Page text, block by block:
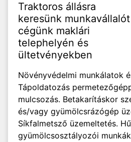
Traktoros állásra
keresünk munkavállalót
cégünk maklári
telephelyén és
ültetvényekben
Növényvédelmi munkálatok
Tápoldatozás
mulcsozás. Betakarításkor
és/vagy gyümölcsrázógép
Síkfalmetsző üzemeltetés.
gyümölcsosztályozói